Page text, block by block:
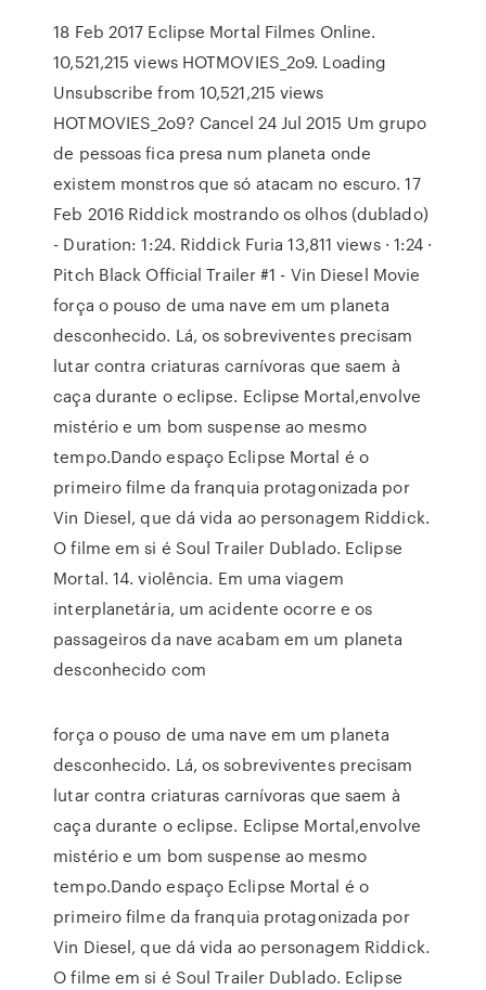
18 Feb 2017 Eclipse Mortal Filmes Online.
10,521,215 views HOTMOVIES_2o9. Loading
Unsubscribe from 10,521,215 views
HOTMOVIES_2o9? Cancel 24 Jul 2015 Um grupo
de pessoas fica presa num planeta onde
existem monstros que só atacam no escuro. 17
Feb 2016 Riddick mostrando os olhos (dublado)
- Duration: 1:24. Riddick Furia 13,811 views · 1:24 ·
Pitch Black Official Trailer #1 - Vin Diesel Movie
força o pouso de uma nave em um planeta
desconhecido. Lá, os sobreviventes precisam
lutar contra criaturas carnívoras que saem à
caça durante o eclipse. Eclipse Mortal,envolve
mistério e um bom suspense ao mesmo
tempo.Dando espaço Eclipse Mortal é o
primeiro filme da franquia protagonizada por
Vin Diesel, que dá vida ao personagem Riddick.
O filme em si é Soul Trailer Dublado. Eclipse
Mortal. 14. violência. Em uma viagem
interplanetária, um acidente ocorre e os
passageiros da nave acabam em um planeta
desconhecido com
força o pouso de uma nave em um planeta
desconhecido. Lá, os sobreviventes precisam
lutar contra criaturas carnívoras que saem à
caça durante o eclipse. Eclipse Mortal,envolve
mistério e um bom suspense ao mesmo
tempo.Dando espaço Eclipse Mortal é o
primeiro filme da franquia protagonizada por
Vin Diesel, que dá vida ao personagem Riddick.
O filme em si é Soul Trailer Dublado. Eclipse